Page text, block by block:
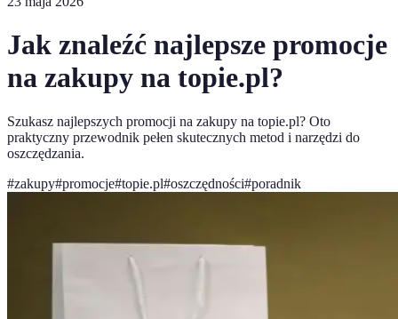
Jak znaleźć najlepsze promocje
na zakupy na topie.pl?
Szukasz najlepszych promocji na zakupy na topie.pl? Oto
praktyczny przewodnik pełen skutecznych metod i narzędzi do
oszczędzania.
#zakupy#promocje#topie.pl#oszczędności#poradnik